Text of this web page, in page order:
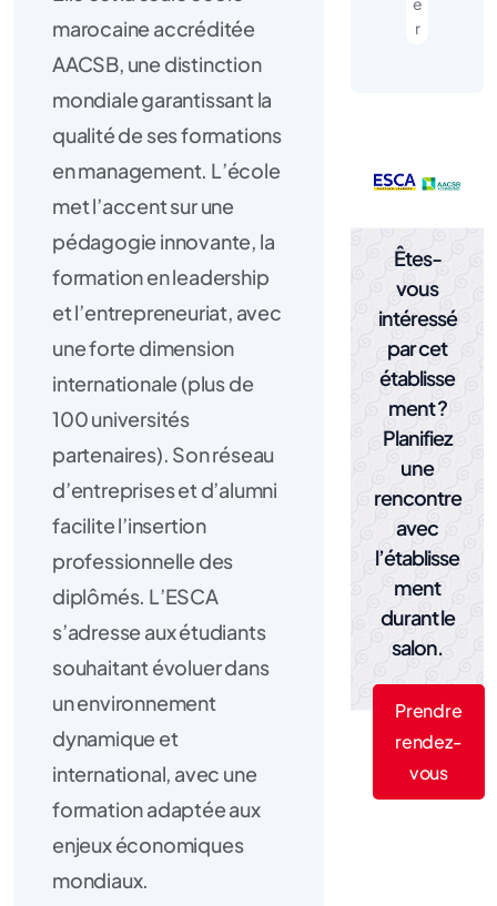
marocaine accréditée
AACSB, une distinction
mondiale garantissant la
qualité de ses formations
en management. L’école
met l’accent sur une
pédagogie innovante, la
formation en leadership
et l’entrepreneuriat, avec
une forte dimension
internationale (plus de
100 universités
partenaires). Son réseau
d’entreprises et d’alumni
facilite l’insertion
professionnelle des
diplômés. L’ESCA
s’adresse aux étudiants
souhaitant évoluer dans
un environnement
dynamique et
international, avec une
formation adaptée aux
enjeux économiques
mondiaux.
r
Êtes-
vous
intéressé
par cet
établisse
ment ?
Planifiez
une
rencontre
avec
l’établisse
ment
durant le
salon.
Prendre
rendez-
vous